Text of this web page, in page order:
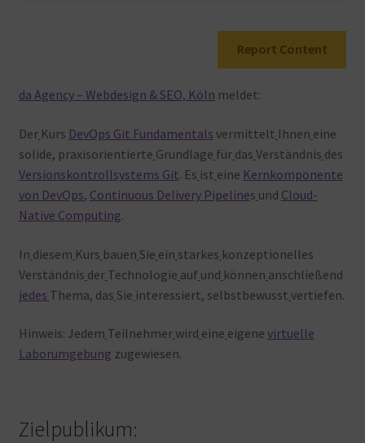
Report Content
da Agency – Webdesign & SEO, Köln meldet:
Der Kurs DevOps Git Fundamentals vermittelt Ihnen eine
solide, praxisorientierte Grundlage für das Verständnis des
Versionskontrollsystems Git. Es ist eine Kernkomponente
von DevOps, Continuous Delivery Pipelines und Cloud-
Native Computing.
In diesem Kurs bauen Sie ein starkes konzeptionelles
Verständnis der Technologie auf und können anschließend
jedes Thema, das Sie interessiert, selbstbewusst vertiefen.
Hinweis: Jedem Teilnehmer wird eine eigene virtuelle
Laborumgebung zugewiesen.
Zielpublikum: